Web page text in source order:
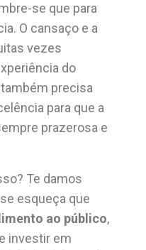
se que para
O cansaço e a
vezes
do
precisa
para que a
prazerosa e
Te damos
esqueça que
ao público,
investir em